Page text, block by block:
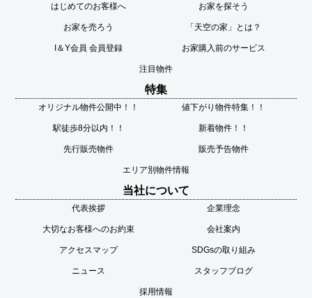
はじめてのお客様へ お家を探そう
お家を売ろう 「天空の家」とは？
I＆Y会員 会員登録 お家購入前のサービス
注目物件
特集
オリジナル物件公開中！！ 値下がり物件特集！！
駅徒歩8分以内！！ 新着物件！！
先行販売物件 販売予告物件
エリア別物件情報
当社について
代表挨拶 企業理念
大切なお客様へのお約束 会社案内
アクセスマップ SDGsの取り組み
ニュース スタッフブログ
採用情報